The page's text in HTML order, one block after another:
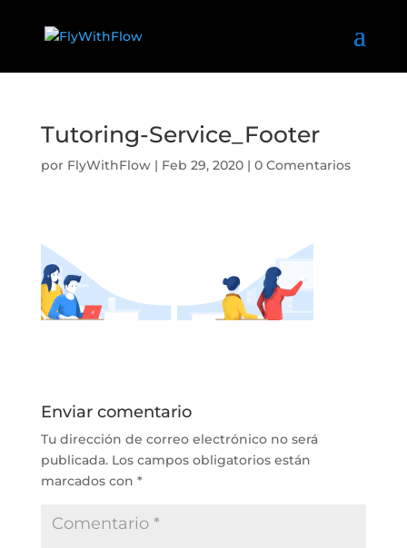
Tutoring-Service_Footer
por FlyWithFlow| Feb 29, 2020| 0 Comentarios
Enviar comentario
Tu dirección de correo electrónico no será
publicada. Los campos obligatorios están
marcados con *